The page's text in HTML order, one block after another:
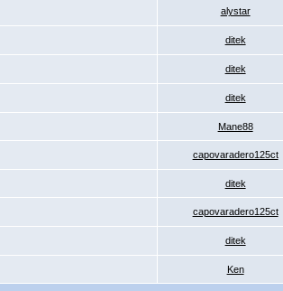
alystar
ditek
ditek
ditek
Mane88
capovaradero125ct
ditek
capovaradero125ct
ditek
Ken